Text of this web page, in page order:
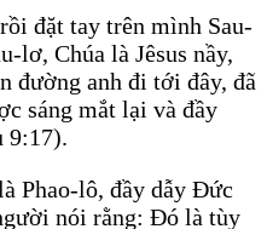
đặt tay trên mình Sau-
lơ, Chúa là Jêsus nầy,
đường anh đi tới đây, đã
sáng mắt lại và đầy
9:17).
Phao-lô, đầy dẫy Ðức
nói rằng: Ðó là tùy